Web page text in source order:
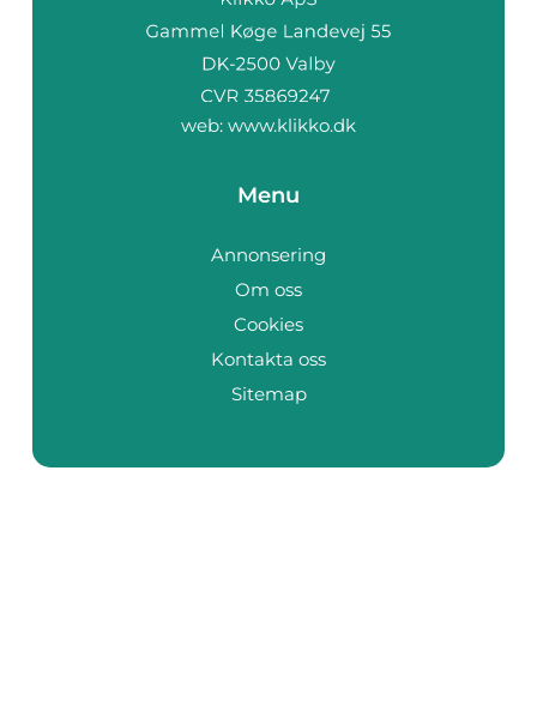
web: www.klikko.dk
Menu
Annonsering
Om oss
Cookies
Kontakta oss
Sitemap